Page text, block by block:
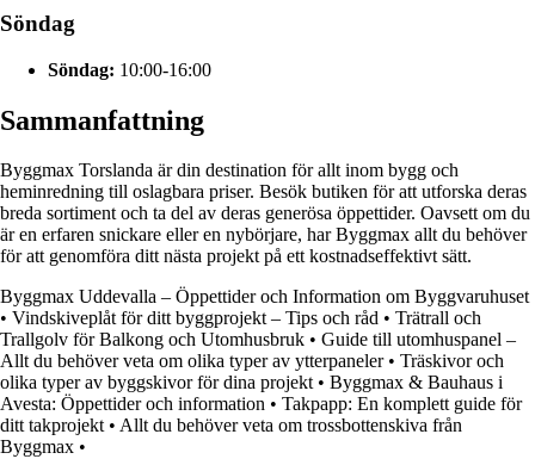
Söndag
Söndag: 10:00-16:00
Sammanfattning
Byggmax Torslanda är din destination för allt inom bygg och
heminredning till oslagbara priser. Besök butiken för att utforska deras
breda sortiment och ta del av deras generösa öppettider. Oavsett om du
är en erfaren snickare eller en nybörjare, har Byggmax allt du behöver
för att genomföra ditt nästa projekt på ett kostnadseffektivt sätt.
Byggmax Uddevalla – Öppettider och Information om Byggvaruhuset
• Vindskiveplåt för ditt byggprojekt – Tips och råd • Trätrall och
Trallgolv för Balkong och Utomhusbruk • Guide till utomhuspanel –
Allt du behöver veta om olika typer av ytterpaneler• Träskivor och
olika typer av byggskivor för dina projekt• Byggmax & Bauhaus i
Avesta: Öppettider och information • Takpapp: En komplett guide för
ditt takprojekt• Allt du behöver veta om trossbottenskiva från
Byggmax •